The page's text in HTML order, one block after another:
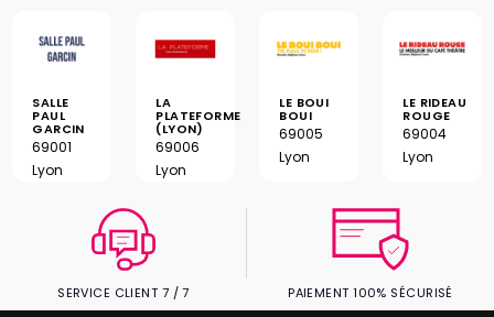
SALLE
PAUL
GARCIN
69001
Lyon
LA
PLATEFORME
(LYON)
69006
Lyon
LE BOUI
BOUI
69005
Lyon
LE RIDEAU
ROUGE
69004
Lyon
SERVICE CLIENT 7 / 7 PAIEMENT 100% SÉCURISÉ